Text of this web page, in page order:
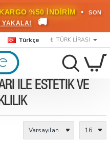
KARGO %50 İNDİRİM •
SON
YAKALA! 🚚
Türkçe ₺ TÜRK LIRASI
ILE ESTETIK VE